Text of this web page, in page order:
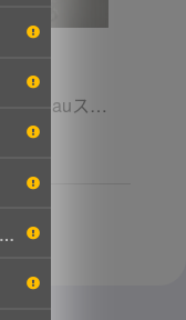
05 【現状】 歌い手 Ado auスマートパスプレミアム コレボレーション コレクション ぬいぐるみ FREEDOM